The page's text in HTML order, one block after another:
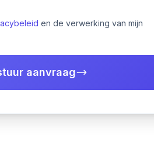
en de verwerking van mijn
aanvraag